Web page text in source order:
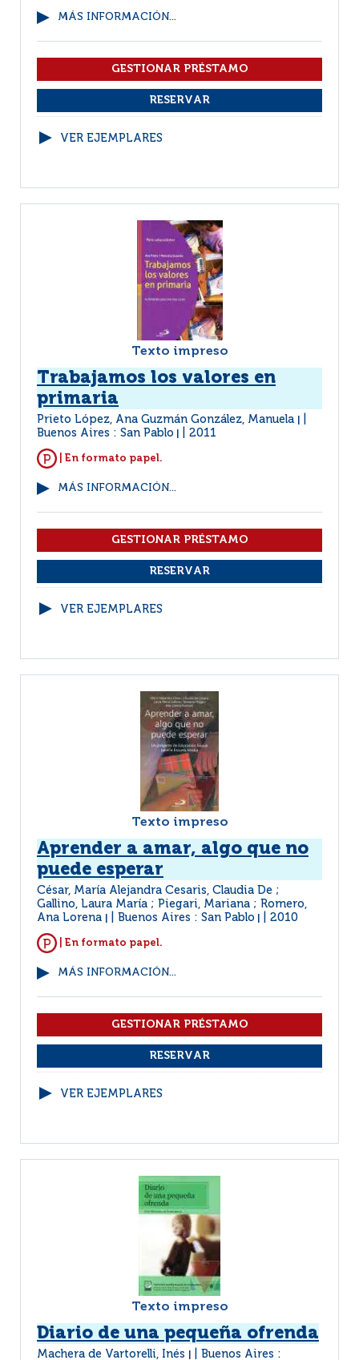
MÁS INFORMACIÓN...
VER EJEMPLARES
Texto impreso
Trabajamos los valores en
primaria
Prieto López, Ana Guzmán González, Manuela
Buenos Aires : San Pablo 2011
| En formato papel.
MÁS INFORMACIÓN...
VER EJEMPLARES
Texto impreso
Aprender a amar, algo que no
puede esperar
César, María Alejandra Cesaris, Claudia De ;
Gallino, Laura María ; Piegari, Mariana ; Romero,
Ana Lorena
Buenos Aires : San Pablo 2010
| En formato papel.
MÁS INFORMACIÓN...
VER EJEMPLARES
Texto impreso
Diario de una pequeña ofrenda
Machera de Vartorelli, Inés Buenos Aires :